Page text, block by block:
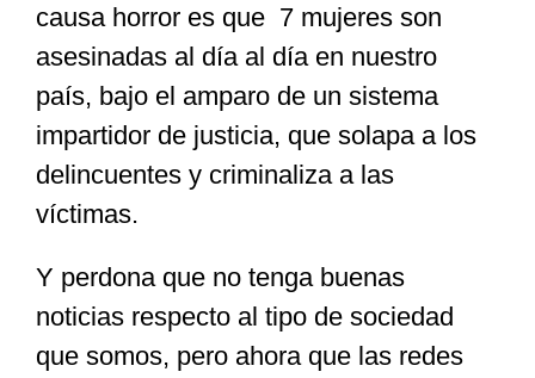
causa horror es que 7 mujeres son
asesinadas al día al día en nuestro
país, bajo el amparo de un sistema
impartidor de justicia, que solapa a los
delincuentes y criminaliza a las
víctimas.
Y perdona que no tenga buenas
noticias respecto al tipo de sociedad
que somos, pero ahora que las redes